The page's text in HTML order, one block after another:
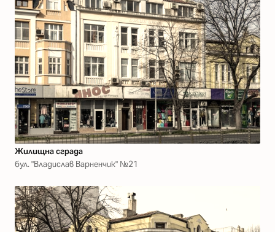
Жилищна сграда
бул. "Владислав Варненчик" №21